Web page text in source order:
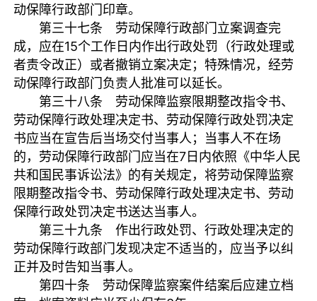
动保障行政部门印章。
第三十七条 劳动保障行政部门立案调查完
成，应在15个工作日内作出行政处罚（行政处理或
者责令改正）或者撤销立案决定；特殊情况，经劳
动保障行政部门负责人批准可以延长。
第三十八条 劳动保障监察限期整改指令书、
劳动保障行政处理决定书、劳动保障行政处罚决定
书应当在宣告后当场交付当事人；当事人不在场
的，劳动保障行政部门应当在7日内依照《中华人民
共和国民事诉讼法》的有关规定，将劳动保障监察
限期整改指令书、劳动保障行政处理决定书、劳动
保障行政处罚决定书送达当事人。
第三十九条 作出行政处罚、行政处理决定的
劳动保障行政部门发现决定不适当的，应当予以纠
正并及时告知当事人。
第四十条 劳动保障监察案件结案后应建立档